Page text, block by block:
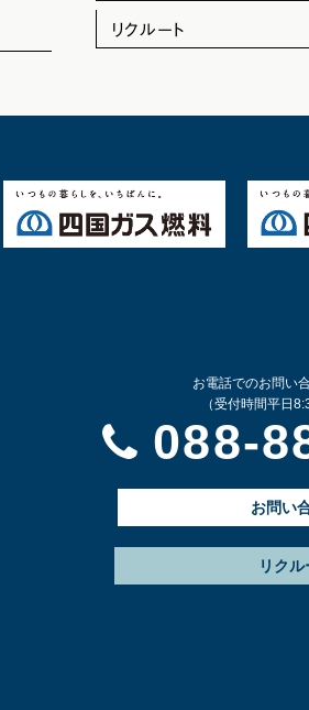
リクルート
お電話でのお問い
（受付時間平日
088-
お問い
リクル